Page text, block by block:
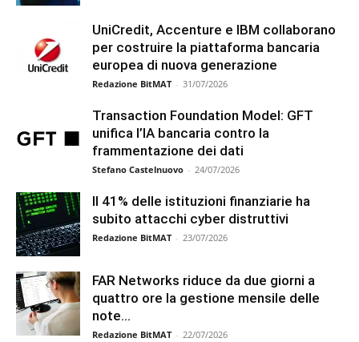
UniCredit, Accenture e IBM collaborano
per costruire la piattaforma bancaria
europea di nuova generazione
Redazione BitMAT - 31/07/2026
Transaction Foundation Model: GFT
unifica l’IA bancaria contro la
frammentazione dei dati
Stefano Castelnuovo - 24/07/2026
Il 41% delle istituzioni finanziarie ha
subito attacchi cyber distruttivi
Redazione BitMAT - 23/07/2026
FAR Networks riduce da due giorni a
quattro ore la gestione mensile delle
note...
Redazione BitMAT - 22/07/2026